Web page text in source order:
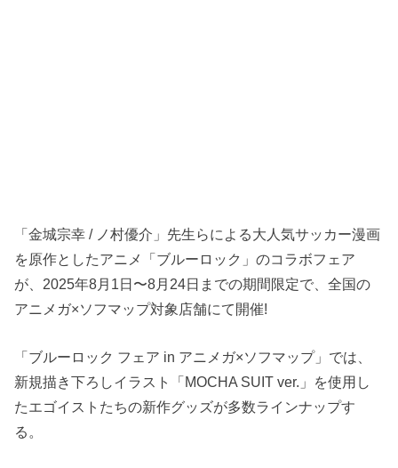
「金城宗幸 / ノ村優介」先生らによる大人気サッカー漫画
を原作としたアニメ「ブルーロック」のコラボフェア
が、2025年8月1日〜8月24日までの期間限定で、全国の
アニメガ×ソフマップ対象店舗にて開催!
「ブルーロック フェア in アニメガ×ソフマップ」では、
新規描き下ろしイラスト「MOCHA SUIT ver.」を使用し
たエゴイストたちの新作グッズが多数ラインナップす
る。